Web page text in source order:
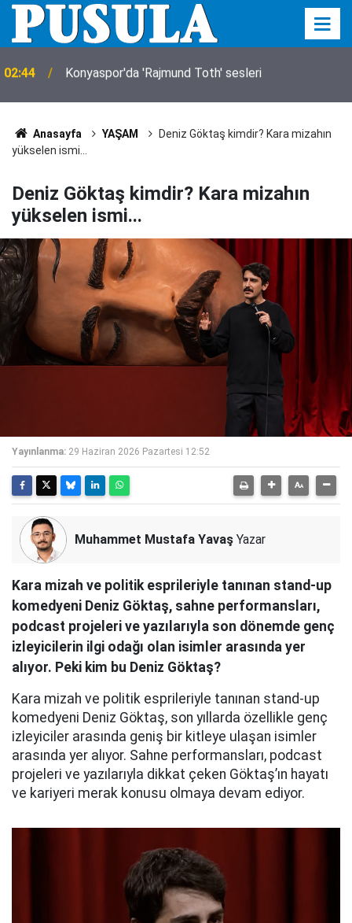
00:00 Araç kiralama hizmeti alınacak
Anasayfa YAŞAM
Deniz Göktaş kimdir? Kara mizahın
yükselen ismi...
Deniz Göktaş kimdir? Kara mizahın
yükselen ismi...
Yayınlanma: 29 Haziran 2026 Pazartesi 12:52
Muhammet Mustafa Yavaş Yazar
Kara mizah ve politik esprileriyle tanınan stand-up
komedyeni Deniz Göktaş, sahne performansları,
podcast projeleri ve yazılarıyla son dönemde genç
izleyicilerin ilgi odağı olan isimler arasında yer
alıyor. Peki kim bu Deniz Göktaş?
Kara mizah ve politik esprileriyle tanınan stand-up
komedyeni Deniz Göktaş, son yıllarda özellikle genç
izleyiciler arasında geniş bir kitleye ulaşan isimler
arasında yer alıyor. Sahne performansları, podcast
projeleri ve yazılarıyla dikkat çeken Göktaş’ın hayatı
ve kariyeri merak konusu olmaya devam ediyor.